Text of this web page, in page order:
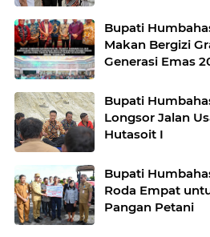
Bupati
Makan Bergizi
Generasi Emas
Bupati
Longsor Jalan
Hutasoit I
Bupati
Roda Empat
Pangan Petani